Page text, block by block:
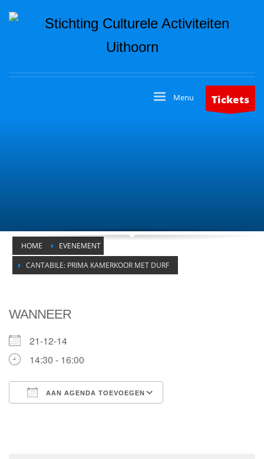
Tickets
HOME
EVENEMENT
CANTABILE: PRIMA KAMERKOOR MET DURF
WANNEER
21-12-14
14:30 - 16:00
AAN AGENDA TOEVOEGEN